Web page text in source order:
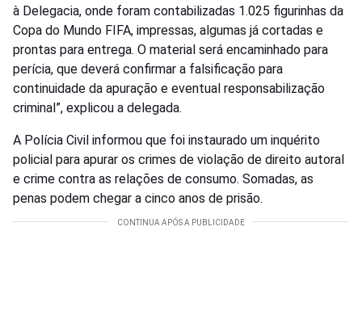
à Delegacia, onde foram contabilizadas 1.025 figurinhas da
Copa do Mundo FIFA, impressas, algumas já cortadas e
prontas para entrega. O material será encaminhado para
perícia, que deverá confirmar a falsificação para
continuidade da apuração e eventual responsabilização
criminal”, explicou a delegada.
A Polícia Civil informou que foi instaurado um inquérito
policial para apurar os crimes de violação de direito autoral
e crime contra as relações de consumo. Somadas, as
penas podem chegar a cinco anos de prisão.